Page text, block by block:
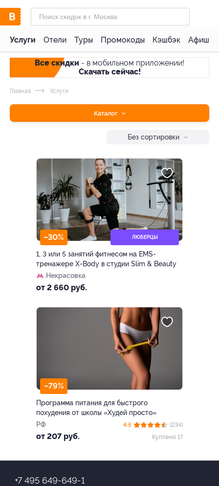
Услуги Отели Туры Промокоды Кэшбэк Афиша
Все скидки - в мобильном приложении!
Скачать сейчас!
Главная Услуги
Каталог
Без сортировки
–30% ЛЮБЕРЦЫ
1, 3 или 5 занятий фитнесом на EMS-
тренажере X-Body в студии Slim & Beauty
Некрасовка
от 2 660 руб.
–79%
Программа питания для быстрого
похудения от школы «Худей просто»
РФ
от 207 руб.
4.5
(234)
Куплено 17
+7 495 649-649-1